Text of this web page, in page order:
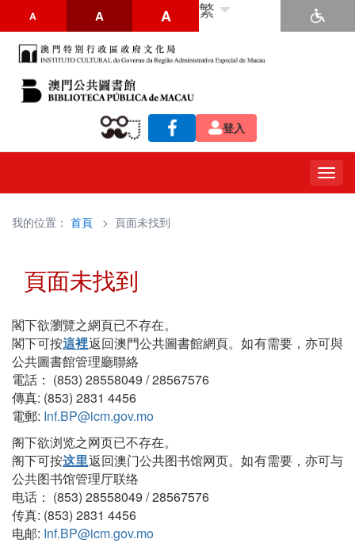
A A A 繁
登入
我的位置： 首頁 > 頁面未找到
頁面未找到
閣下欲瀏覽之網頁已不存在。
閣下可按這裡返回澳門公共圖書館網頁。如有需要，亦可與
公共圖書館管理廳聯絡
電話： (853) 28558049 / 28567576
傳真: (853) 2831 4456
電郵: Inf.BP@icm.gov.mo
阁下欲浏览之网页已不存在。
阁下可按这里返回澳门公共图书馆网页。如有需要，亦可与
公共图书馆管理厅联络
电话： (853) 28558049 / 28567576
传真: (853) 2831 4456
电邮: Inf.BP@icm.gov.mo